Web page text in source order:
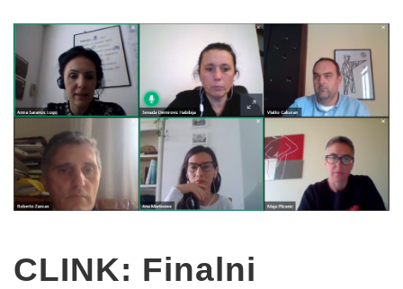
CLINK: Finalni